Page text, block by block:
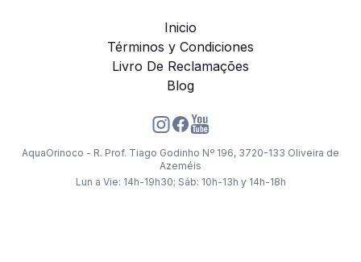
Inicio
Términos y Condiciones
Livro De Reclamações
Blog
AquaOrinoco - R. Prof. Tiago Godinho Nº 196, 3720-133 Oliveira de
Azeméis
Lun a Vie: 14h-19h30; Sáb: 10h-13h y 14h-18h